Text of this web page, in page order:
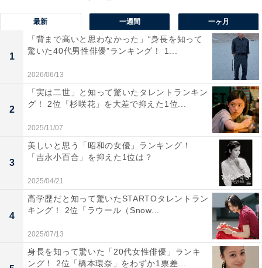
寄せられました。
2位：原嘉孝／123票
最新 一週間 一ヶ月
1
「背まで高いと思わなかった」“身長を知って
驚いた40代男性俳優”ランキング！ 1...
2026/06/13
2
「実は二世」と知って驚いたタレントランキン
グ！ 2位「杉咲花」を大差で抑えた1位...
2025/11/07
3
美しいと思う「昭和の女優」ランキング！
「吉永小百合」を抑えた1位は？
2025/04/21
4
高学歴だと知って驚いたSTARTOタレントラン
キング！ 2位「ラウール（Snow...
2025/07/13
身長を知って驚いた「20代女性俳優」ランキ
ング！ 2位「橋本環奈」をわずか1票差...